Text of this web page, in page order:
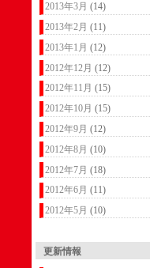
2013年3月 (14)
2013年2月 (11)
2013年1月 (12)
2012年12月 (12)
2012年11月 (15)
2012年10月 (15)
2012年9月 (12)
2012年8月 (10)
2012年7月 (18)
2012年6月 (11)
2012年5月 (10)
更新情報